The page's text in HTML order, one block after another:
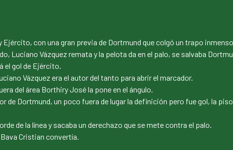
Ejército, con una gran previa de Dortmund que colgó un trapo
Luciano Vázquez remata y la pelota da en el palo, se salvaba
el gol de Ejército.
Vázquez era el autor del tanto para abrir el marcador.
del área Borthiry José la pone en el ángulo.
de Dortmund, un poco fuera de lugar la definición pero fue gol, la
de la línea y sacaba un derechazo que se mete contra el palo.
Cristian convertía.